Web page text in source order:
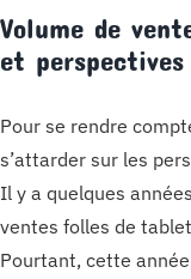
Volume de
et
Pour se rendre
s’attarder sur les
Il y a quelques
ventes folles de
Pourtant, cette